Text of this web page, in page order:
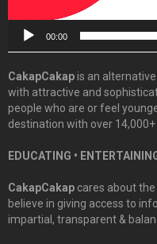
00:00
CakapCakapis an
with attractive and
people who are or feel
destination with over
EDUCATING •
CakapCakap cares about
believe in giving access to
impartial, transparent &